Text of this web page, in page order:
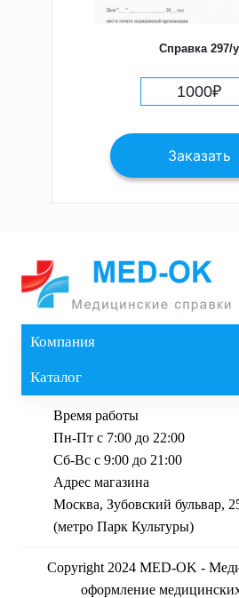
Справка 297/у
1000₽
Заказать
Компания
Каталог
Время работы
Пн-Пт с 7:00 до 22:00
Сб-Вс с 9:00 до 21:00
Адрес магазина
Москва, Зубовский бульвар,
(метро Парк Культуры)
Copyright 2024 MED-OK -
оформление